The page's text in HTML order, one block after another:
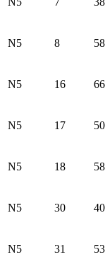
N5 8
N5 16
N5 17
N5 18
N5 30
N5 31